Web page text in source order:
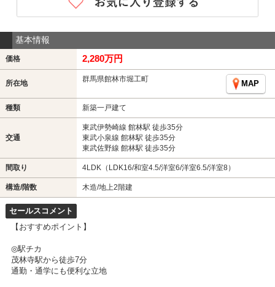
基本情報
価格 2,280万円
所在地 群馬県館林市堀工町
MAP
種類 新築一戸建て
交通
東武伊勢崎線 館林駅 徒歩35分
東武小泉線 館林駅 徒歩35分
東武佐野線 館林駅 徒歩35分
間取り 4LDK（LDK16/和室4.5/洋室6/洋室6.5/洋室8）
構造/階数 木造/地上2階建
セールスコメント
【おすすめポイント】
◎駅チカ
茂林寺駅から徒歩7分
通勤・通学にも便利な立地